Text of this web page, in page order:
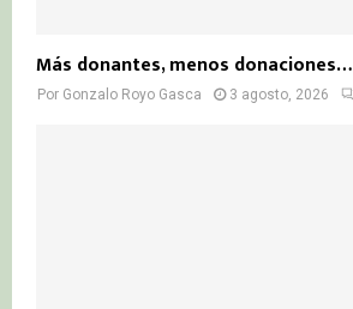
Más donantes, menos donaciones…
Por Gonzalo Royo Gasca 3 agosto, 2026